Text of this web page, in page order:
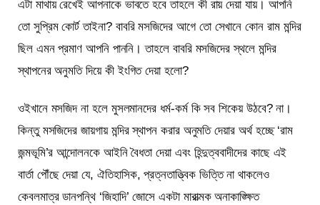
এটা মাথায় রেখেই আপনাকে ভাবতে হবে তাহলে কী রায় দেয়া যায়। আপনি
তো সুপ্রিম কোর্ট তাইনা? বাবরি মসজিদের আগে তো সেখানে কোন রাম মন্দির
ছিল এমন প্রমাণ আপনি পাননি। তাহলে বাবরি মসজিদের স্থলে মন্দির
স্থাপনের অনুমতি দিয়ে কী ইংগিত দেয়া হলো?
ওইখানে মসজিদ না হলে মুসলমানদের ধর্ম-কর্ম কি সব শিকেয় উঠবে? না।
কিন্তু মসজিদের জায়গায় মন্দির স্থাপন করার অনুমতি দেয়ার অর্থ হচ্ছে ‘রাম
জন্মভূমি’র আন্দোলনকে আইনি বৈধতা দেয়া এবং হিন্দুত্ববাদীদের কাছে এই
বার্তা পৌঁছে দেয়া যে, ঐতিহাসিক, প্রত্নতাত্ত্বিক ভিত্তি না থাকলেও
কেবলমাত্র ডানপন্থি ‘জিহাদি’ জোসে একটা মারাত্মক অনাকাঙ্ক্ষিত